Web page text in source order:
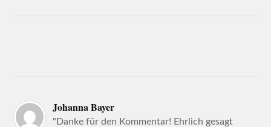
Johanna Bayer
"Danke für den Kommentar! Ehrlich gesagt